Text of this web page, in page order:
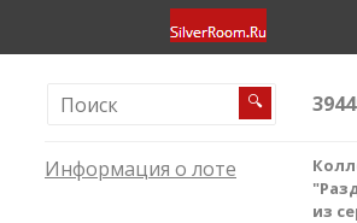
🔍
Информация о лоте
из